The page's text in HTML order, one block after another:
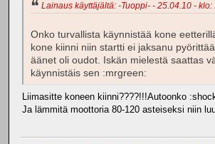
Lainaus käyttäjältä: -Tuoppi- - 25.04.10 - klo:
Onko turvallista käynnistää kone
kone kiinni niin startti ei jaksanu
äänet oli oudot. Iskän mielestä saattas
käynnistäis sen :mrgreen:
Liimasitte koneen kiinni????!!!Autoonko
Ja lämmitä moottoria 80-120 asteiseksi niin